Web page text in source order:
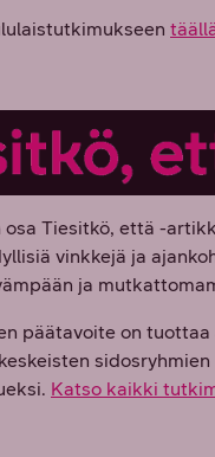
osa Tiesitkö, että -
vinkkejä ja
ja
päätavoite on tuottaa
sidosryhmien
Katso kaikki